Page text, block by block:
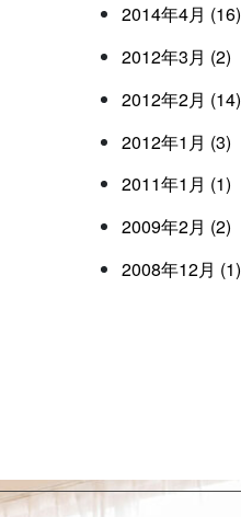
2014年4月 (16)
2012年3月 (2)
2012年2月 (14)
2012年1月 (3)
2011年1月 (1)
2009年2月 (2)
2008年12月 (1)